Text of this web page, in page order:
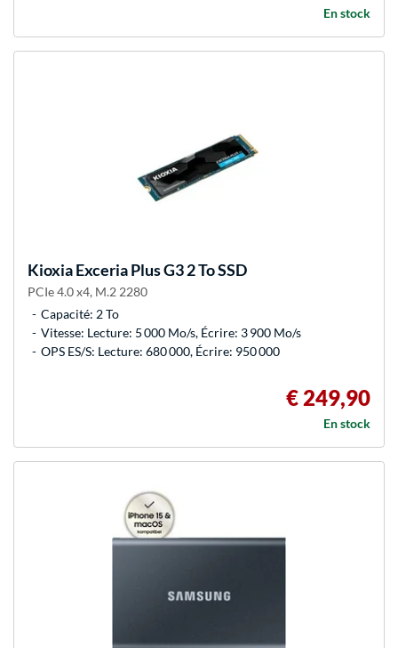
En stock
KioxiaExceria Plus G3 2 To SSD
PCIe 4.0 x4, M.2 2280
Capacité: 2 To
Vitesse: Lecture: 5 000 Mo/s, Écrire: 3 900 Mo/s
OPS ES/S: Lecture: 680 000, Écrire: 950 000
€ 249,90
En stock